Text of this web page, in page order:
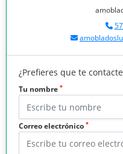
¿Prefieres que te
Tu nombre *
Correo electrónico *